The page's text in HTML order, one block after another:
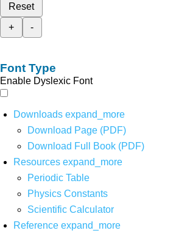
Reset
+
-
Font Type
Enable Dyslexic Font
Downloads expand_more
Download Page (PDF)
Download Full Book (PDF)
Resources expand_more
Periodic Table
Physics Constants
Scientific Calculator
Reference expand_more